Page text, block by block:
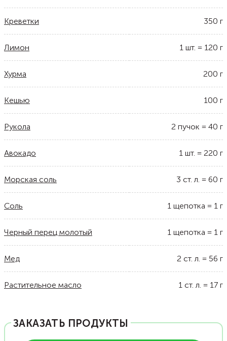
Креветки 350 г
Лимон 1 шт. = 120 г
Хурма 200 г
Кешью 100 г
Рукола 2 пучок = 40 г
Авокадо 1 шт. = 220 г
Морская соль 3 ст. л. = 60 г
Соль 1 щепотка = 1 г
Черный перец молотый 1 щепотка = 1 г
Мед 2 ст. л. = 56 г
Растительное масло 1 ст. л. = 17 г
ЗАКАЗАТЬ ПРОДУКТЫ